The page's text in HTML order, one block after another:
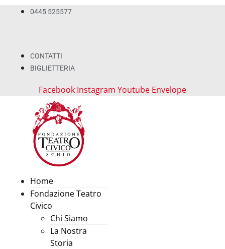
0445 525577
CONTATTI
BIGLIETTERIA
Facebook Instagram Youtube Envelope
Home
Fondazione Teatro
Civico
Chi Siamo
La Nostra
Storia